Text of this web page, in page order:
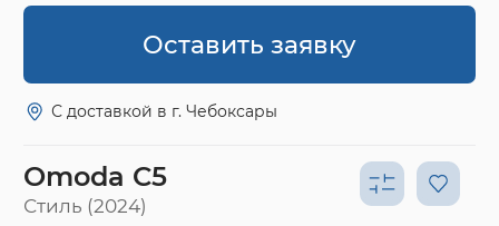
Оставить заявку
С доставкой в г. Чебоксары
Omoda C5
Стиль (2024)